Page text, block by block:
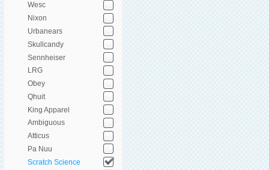
Wesc
Nixon
Urbanears
Skullcandy
Sennheiser
LRG
Obey
Qhuit
King Apparel
Ambiguous
Atticus
Pa Nuu
Scratch Science